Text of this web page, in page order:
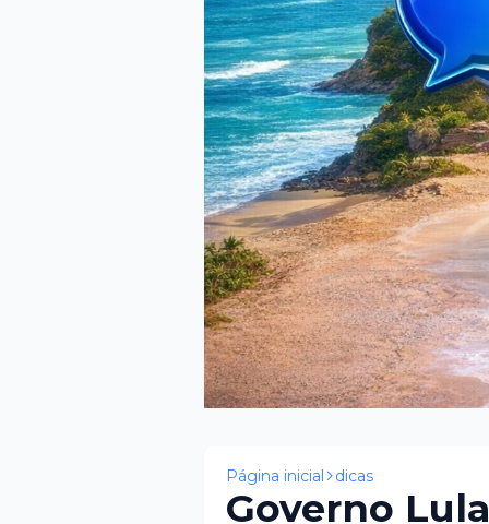
Página inicial dicas
Governo